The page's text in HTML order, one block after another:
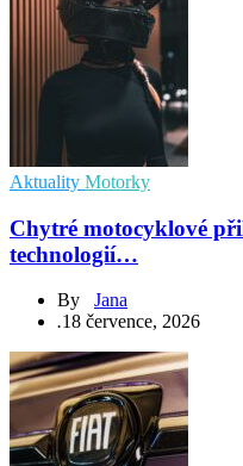
Aktuality Motorky
Chytré motocyklové
technologií…
By Jana
.18 července, 2026